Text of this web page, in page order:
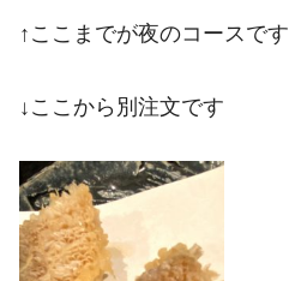
↑ここまでが夜のコースです
↓ここから別注文です